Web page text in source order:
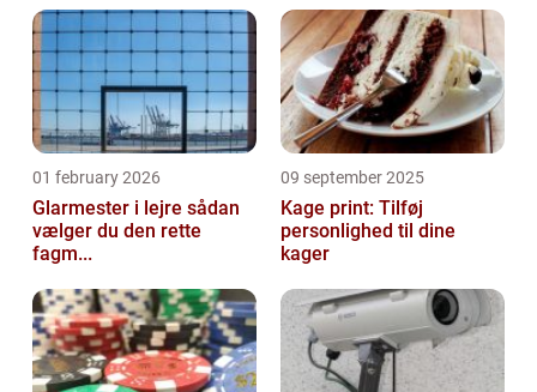
01 february 2026
Glarmester i lejre sådan
vælger du den rette
fagm...
09 september 2025
Kage print: Tilføj
personlighed til dine
kager